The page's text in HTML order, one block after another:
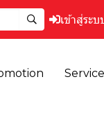
เข้าสู่ระบ